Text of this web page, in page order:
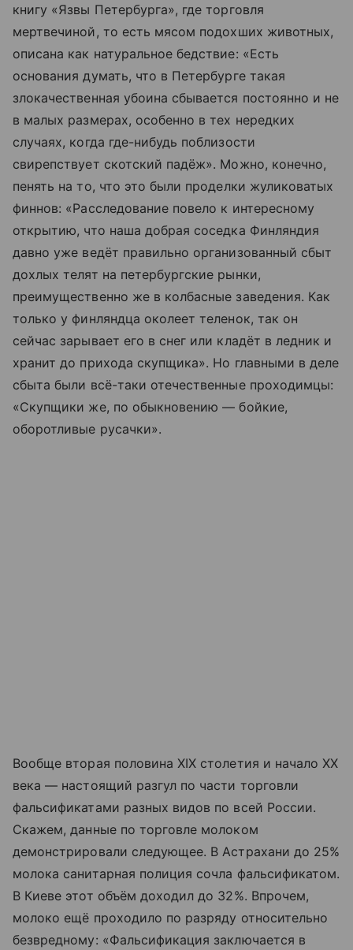
книгу «Язвы Петербурга», где торговля
мертвечиной, то есть мясом подохших животных,
описана как натуральное бедствие: «Есть
основания думать, что в Петербурге такая
злокачественная убоина сбывается постоянно и не
в малых размерах, особенно в тех нередких
случаях, когда где-нибудь поблизости
свирепствует скотский падёж». Можно, конечно,
пенять на то, что это были проделки жуликоватых
финнов: «Расследование повело к интересному
открытию, что наша добрая соседка Финляндия
давно уже ведёт правильно организованный сбыт
дохлых телят на петербургские рынки,
преимущественно же в колбасные заведения. Как
только у финляндца околеет теленок, так он
сейчас зарывает его в снег или кладёт в ледник и
хранит до прихода скупщика». Но главными в деле
сбыта были всё-таки отечественные проходимцы:
«Скупщики же, по обыкновению — бойкие,
оборотливые русачки».
Вообще вторая половина XIX столетия и начало XX
века — настоящий разгул по части торговли
фальсификатами разных видов по всей России.
Скажем, данные по торговле молоком
демонстрировали следующее. В Астрахани до 25%
молока санитарная полиция сочла фальсификатом.
В Киеве этот объём доходил до 32%. Впрочем,
молоко ещё проходило по разряду относительно
безвредному: «Фальсификация заключается в